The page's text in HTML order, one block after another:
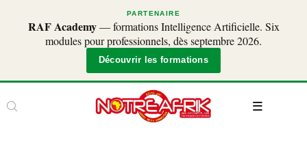
PARTENAIRE
RAF Academy— formations Intelligence Artificielle. Six
modules pour professionnels, dès septembre 2026.
Découvrir les formations